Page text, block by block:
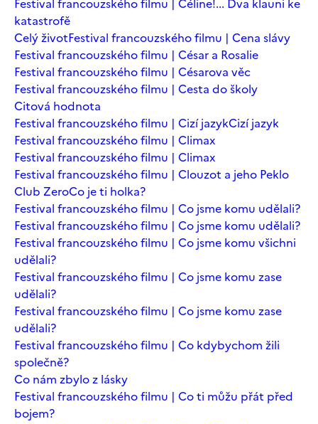
katastrofě
Celý životFestival francouzského filmu | Cena slávy
Festival francouzského filmu | César a Rosalie
Festival francouzského filmu | Césarova věc
Festival francouzského filmu | Cesta do školy
Citová hodnota
Festival francouzského filmu | Cizí jazykCizí jazyk
Festival francouzského filmu | Climax
Festival francouzského filmu | Climax
Festival francouzského filmu | Clouzot a jeho Peklo
Club ZeroCo je ti holka?
Festival francouzského filmu | Co jsme komu udělali?
Festival francouzského filmu | Co jsme komu udělali?
Festival francouzského filmu | Co jsme komu všichni
udělali?
Festival francouzského filmu | Co jsme komu zase
udělali?
Festival francouzského filmu | Co jsme komu zase
udělali?
Festival francouzského filmu | Co kdybychom žili
společně?
Co nám zbylo z lásky
Festival francouzského filmu | Co ti můžu přát před
bojem?